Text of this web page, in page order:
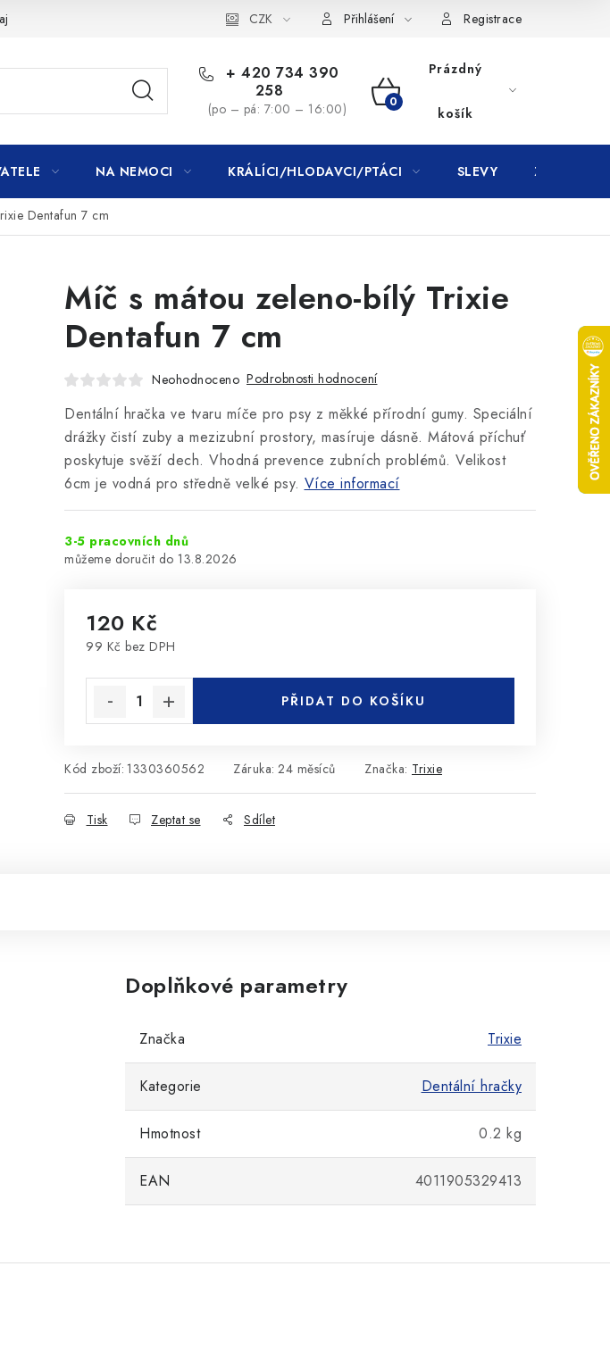
CZK Přihlášení Registrace
+ 420 734 390
258
(po – pá: 7:00 – 16:00)
NÁKUPNÍ
KOŠÍK
Prázdný
košík
NA NEMOCI KRÁLÍCI/HLODAVCI/PTÁCI SLEVY ZNAČKY
Dentafun 7 cm
Míč s mátou zeleno-bílý Trixie
Dentafun 7 cm
Neohodnoceno Podrobnosti hodnocení
Dentální hračka ve tvaru míče pro psy z měkké přírodní gumy. Speciální
drážky čistí zuby a mezizubní prostory, masíruje dásně. Mátová příchuť
poskytuje svěží dech. Vhodná prevence zubních problémů. Velikost
6cm je vodná pro středně velké psy. Více informací
3-5 pracovních dnů
13.8.2026
120 Kč
99 Kč bez DPH
PŘIDAT DO KOŠÍKU
Kód zboží: 1330360562 Záruka: 24 měsíců Značka: Trixie
Tisk Zeptat se Sdílet
Doplňkové parametry
Značka Trixie
Kategorie Dentální hračky
Hmotnost 0.2 kg
EAN 4011905329413